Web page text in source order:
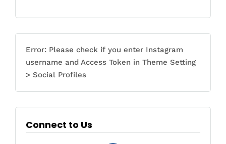
Error: Please check if you enter Instagram
username and Access Token in Theme Setting
> Social Profiles
Connect to Us